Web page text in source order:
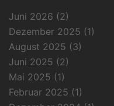
Juni 2026 (2)
Dezember 2025 (1)
August 2025 (3)
Juni 2025 (2)
Mai 2025 (1)
Februar 2025 (1)